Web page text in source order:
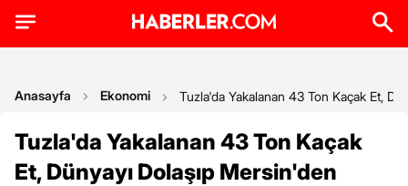
Anasayfa Ekonomi Tuzla'da Yakalanan 43 Ton Kaçak Et,
Tuzla'da Yakalanan 43 Ton Kaçak
Et, Dünyayı Dolaşıp Mersin'den